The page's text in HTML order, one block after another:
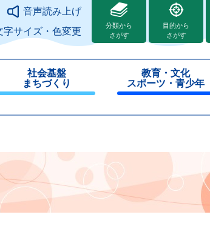
文へ音声読み上げ
字サイズ・色変更
分類から
さがす
目的から
さがす
社会基盤
まちづくり
教育・文化
スポーツ・青少年
じ